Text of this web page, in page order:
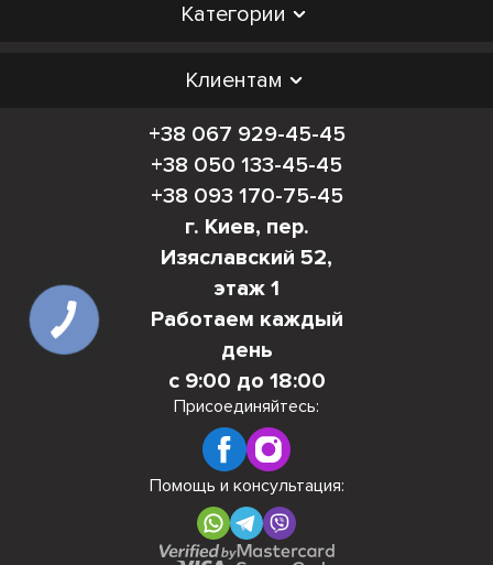
Категории
Клиентам
+38 067 929-45-45
+38 050 133-45-45
+38 093 170-75-45
г. Киев, пер.
Изяславский 52,
этаж 1
Работаем каждый
день
с 9:00 до 18:00
Присоединяйтесь:
Помощь и консультация: